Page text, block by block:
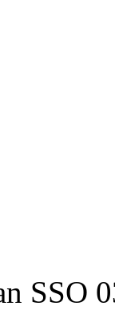
SSO